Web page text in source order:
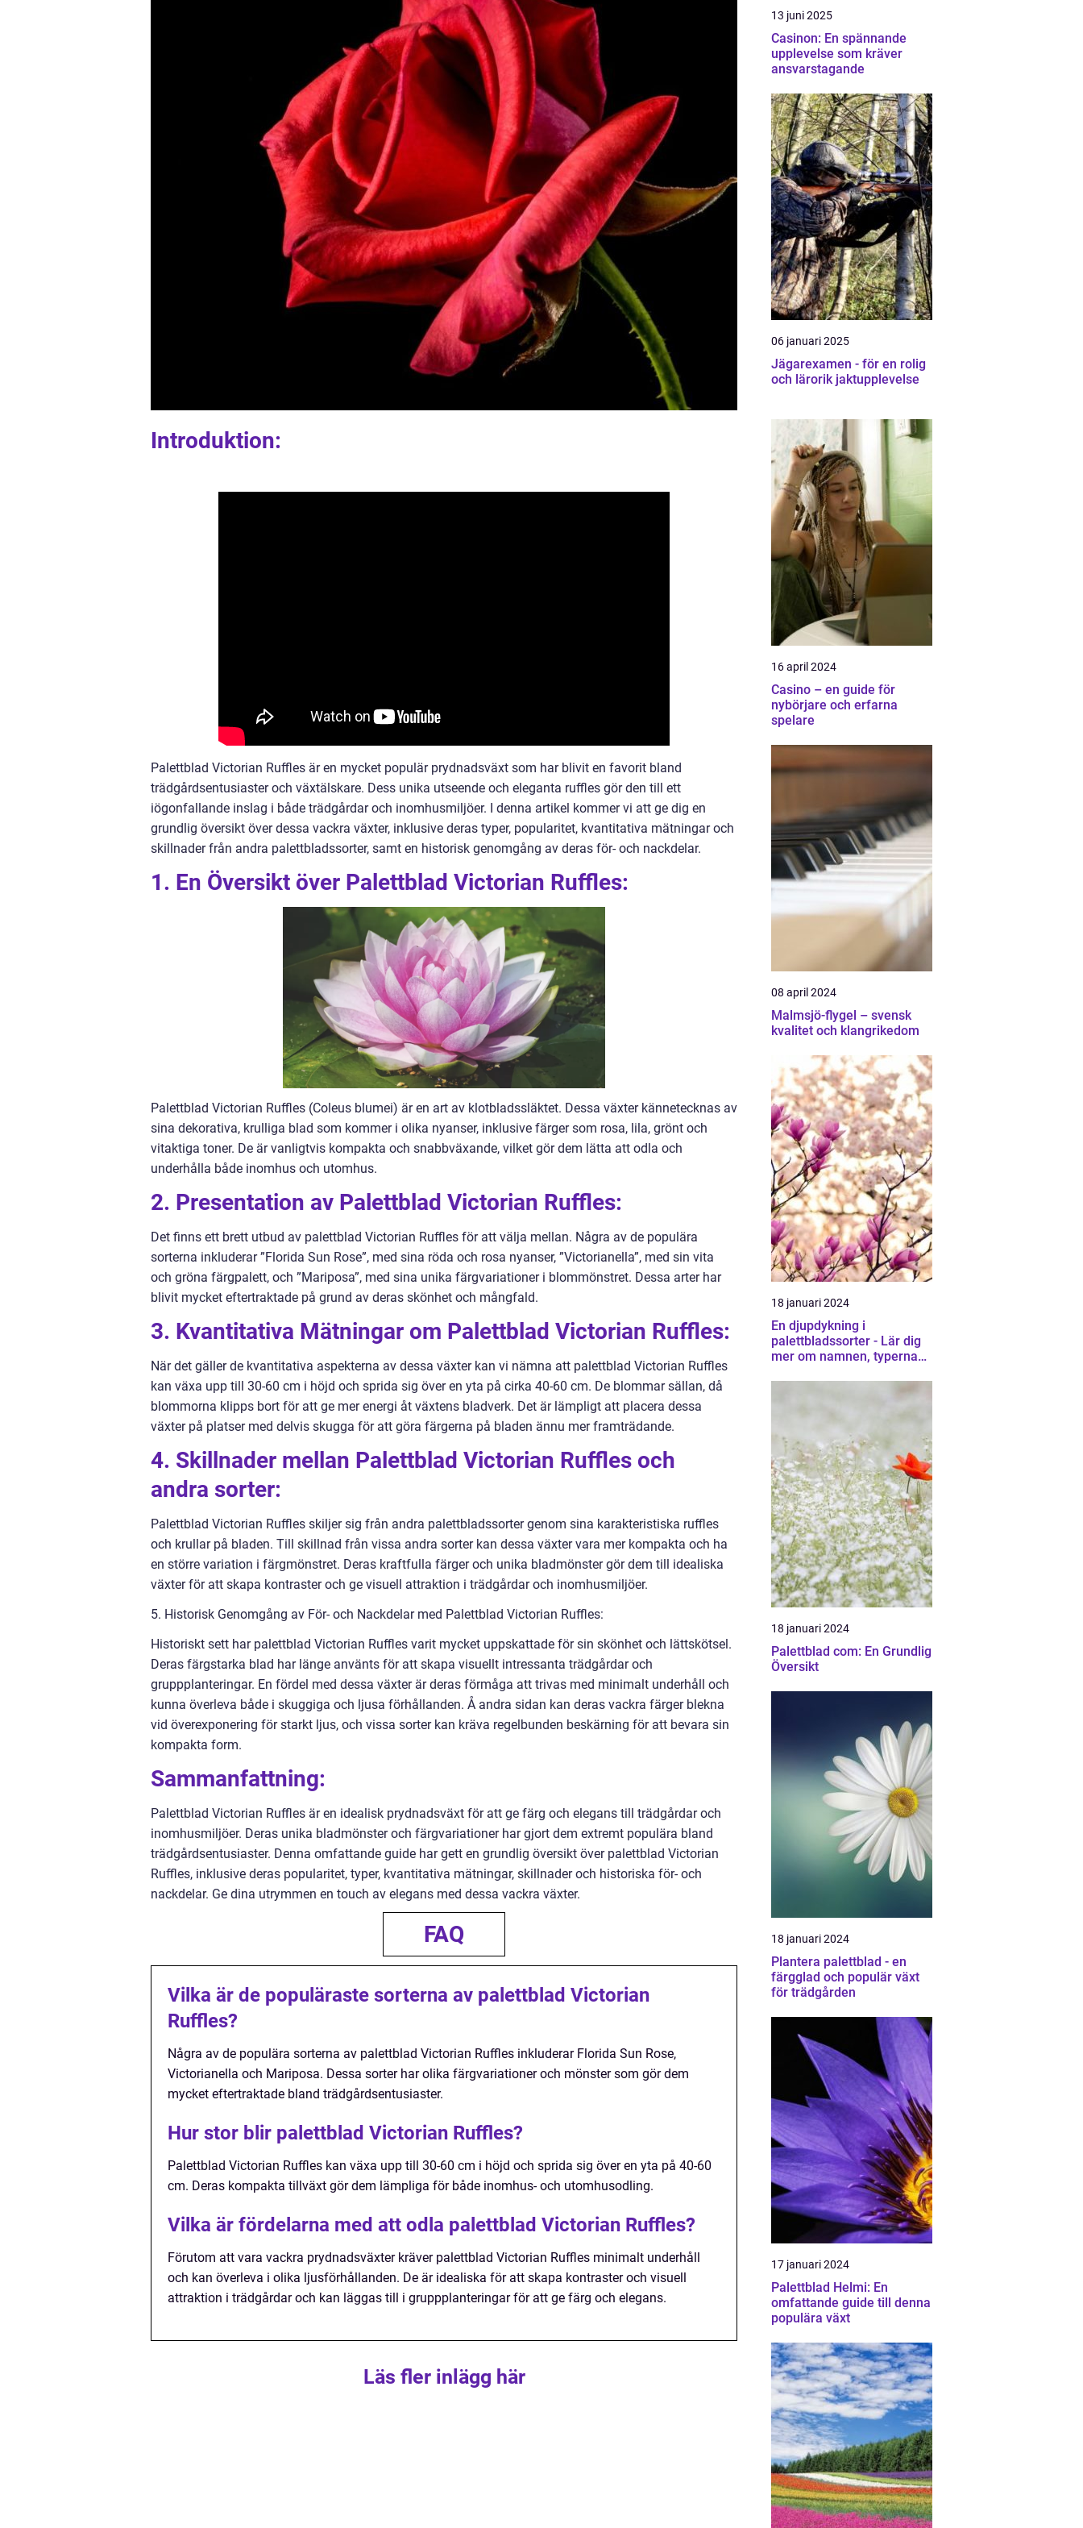
Introduktion:
Palettblad Victorian Ruffles är en mycket populär prydnadsväxt som har blivit en favorit bland
trädgårdsentusiaster och växtälskare. Dess unika utseende och eleganta ruffles gör den till ett
iögonfallande inslag i både trädgårdar och inomhusmiljöer. I denna artikel kommer vi att ge dig en
grundlig översikt över dessa vackra växter, inklusive deras typer, popularitet, kvantitativa mätningar och
skillnader från andra palettbladssorter, samt en historisk genomgång av deras för- och nackdelar.
1. En Översikt över Palettblad Victorian Ruffles:
Palettblad Victorian Ruffles (Coleus blumei) är en art av klotbladssläktet. Dessa växter kännetecknas av
sina dekorativa, krulliga blad som kommer i olika nyanser, inklusive färger som rosa, lila, grönt och
vitaktiga toner. De är vanligtvis kompakta och snabbväxande, vilket gör dem lätta att odla och
underhålla både inomhus och utomhus.
2. Presentation av Palettblad Victorian Ruffles:
Det finns ett brett utbud av palettblad Victorian Ruffles för att välja mellan. Några av de populära
sorterna inkluderar ”Florida Sun Rose”, med sina röda och rosa nyanser, ”Victorianella”, med sin vita
och gröna färgpalett, och ”Mariposa”, med sina unika färgvariationer i blommönstret. Dessa arter har
blivit mycket eftertraktade på grund av deras skönhet och mångfald.
3. Kvantitativa Mätningar om Palettblad Victorian Ruffles:
När det gäller de kvantitativa aspekterna av dessa växter kan vi nämna att palettblad Victorian Ruffles
kan växa upp till 30-60 cm i höjd och sprida sig över en yta på cirka 40-60 cm. De blommar sällan, då
blommorna klipps bort för att ge mer energi åt växtens bladverk. Det är lämpligt att placera dessa
växter på platser med delvis skugga för att göra färgerna på bladen ännu mer framträdande.
4. Skillnader mellan Palettblad Victorian Ruffles och
andra sorter:
Palettblad Victorian Ruffles skiljer sig från andra palettbladssorter genom sina karakteristiska ruffles
och krullar på bladen. Till skillnad från vissa andra sorter kan dessa växter vara mer kompakta och ha
en större variation i färgmönstret. Deras kraftfulla färger och unika bladmönster gör dem till idealiska
växter för att skapa kontraster och ge visuell attraktion i trädgårdar och inomhusmiljöer.
5. Historisk Genomgång av För- och Nackdelar med Palettblad Victorian Ruffles:
Historiskt sett har palettblad Victorian Ruffles varit mycket uppskattade för sin skönhet och lättskötsel.
Deras färgstarka blad har länge använts för att skapa visuellt intressanta trädgårdar och
gruppplanteringar. En fördel med dessa växter är deras förmåga att trivas med minimalt underhåll och
kunna överleva både i skuggiga och ljusa förhållanden. Å andra sidan kan deras vackra färger blekna
vid överexponering för starkt ljus, och vissa sorter kan kräva regelbunden beskärning för att bevara sin
kompakta form.
Sammanfattning:
Palettblad Victorian Ruffles är en idealisk prydnadsväxt för att ge färg och elegans till trädgårdar och
inomhusmiljöer. Deras unika bladmönster och färgvariationer har gjort dem extremt populära bland
trädgårdsentusiaster. Denna omfattande guide har gett en grundlig översikt över palettblad Victorian
Ruffles, inklusive deras popularitet, typer, kvantitativa mätningar, skillnader och historiska för- och
nackdelar. Ge dina utrymmen en touch av elegans med dessa vackra växter.
FAQ
Vilka är de populäraste sorterna av palettblad Victorian
Ruffles?
Några av de populära sorterna av palettblad Victorian Ruffles inkluderar Florida Sun Rose,
Victorianella och Mariposa. Dessa sorter har olika färgvariationer och mönster som gör dem
mycket eftertraktade bland trädgårdsentusiaster.
Hur stor blir palettblad Victorian Ruffles?
Palettblad Victorian Ruffles kan växa upp till 30-60 cm i höjd och sprida sig över en yta på 40-60
cm. Deras kompakta tillväxt gör dem lämpliga för både inomhus- och utomhusodling.
Vilka är fördelarna med att odla palettblad Victorian Ruffles?
Förutom att vara vackra prydnadsväxter kräver palettblad Victorian Ruffles minimalt underhåll
och kan överleva i olika ljusförhållanden. De är idealiska för att skapa kontraster och visuell
attraktion i trädgårdar och kan läggas till i gruppplanteringar för att ge färg och elegans.
Läs fler inlägg här
13 juni 2025
Casinon: En spännande
upplevelse som kräver
ansvarstagande
06 januari 2025
Jägarexamen - för en rolig
och lärorik jaktupplevelse
16 april 2024
Casino – en guide för
nybörjare och erfarna
spelare
08 april 2024
Malmsjö-flygel – svensk
kvalitet och klangrikedom
18 januari 2024
En djupdykning i
palettbladssorter - Lär dig
mer om namnen, typerna
18 januari 2024
Palettblad com: En Grundlig
Översikt
18 januari 2024
Plantera palettblad - en
färgglad och populär växt
för trädgården
17 januari 2024
Palettblad Helmi: En
omfattande guide till denna
populära växt